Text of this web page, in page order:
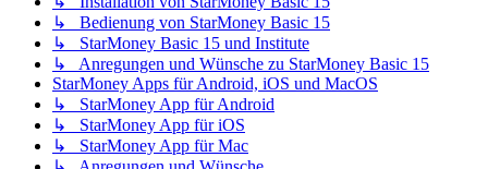
↳ Bedienung von StarMoney Basic 15
↳ StarMoney Basic 15 und Institute
↳ Anregungen und Wünsche zu StarMoney Basic 15
StarMoney Apps für Android, iOS und MacOS
↳ StarMoney App für Android
↳ StarMoney App für iOS
↳ StarMoney App für Mac